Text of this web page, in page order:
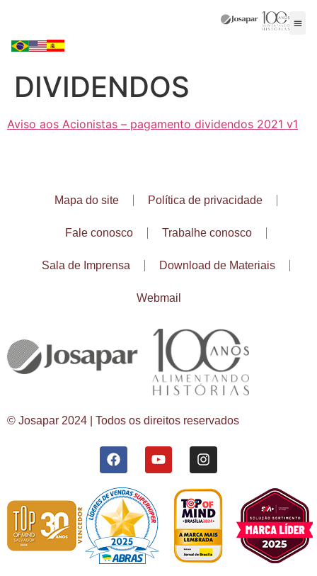
DIVIDENDOS
Aviso aos Acionistas – pagamento dividendos 2021 v1
Mapa do site Política de privacidade
Fale conosco Trabalhe conosco
Sala de Imprensa Download de Materiais
Webmail
© Josapar 2024 | Todos os direitos reservados